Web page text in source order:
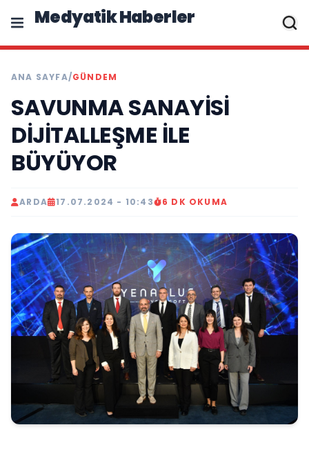
Medyatik Haberler
ANA SAYFA/GÜNDEM
SAVUNMA SANAYİSİ
DİJİTALLEŞME İLE
BÜYÜYOR
ARDA 17.07.2024 - 10:43 6 DK OKUMA